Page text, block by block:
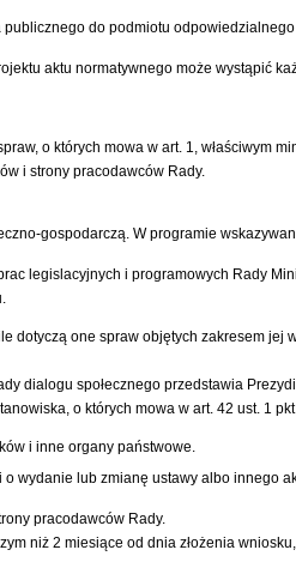
do podmiotu
aktu normatywnego może wystąpić
o których mowa w art. 1, właściwym
i strony pracodawców Rady.
gospodarczą. W programie
legislacyjnych i programowych Rady
dotyczą one spraw objętych zakresem jej
dialogu społecznego przedstawia
o których mowa w art. 42 ust. 1
i inne organy państwowe.
lub zmianę ustawy albo innego
pracodawców Rady.
niż 2 miesiące od dnia złożenia